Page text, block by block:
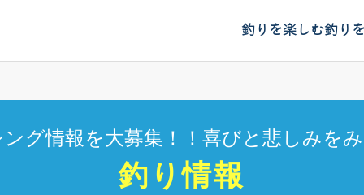
釣りを楽しむ釣り
グ情報を大募集！！喜びと悲しみを
釣り情報